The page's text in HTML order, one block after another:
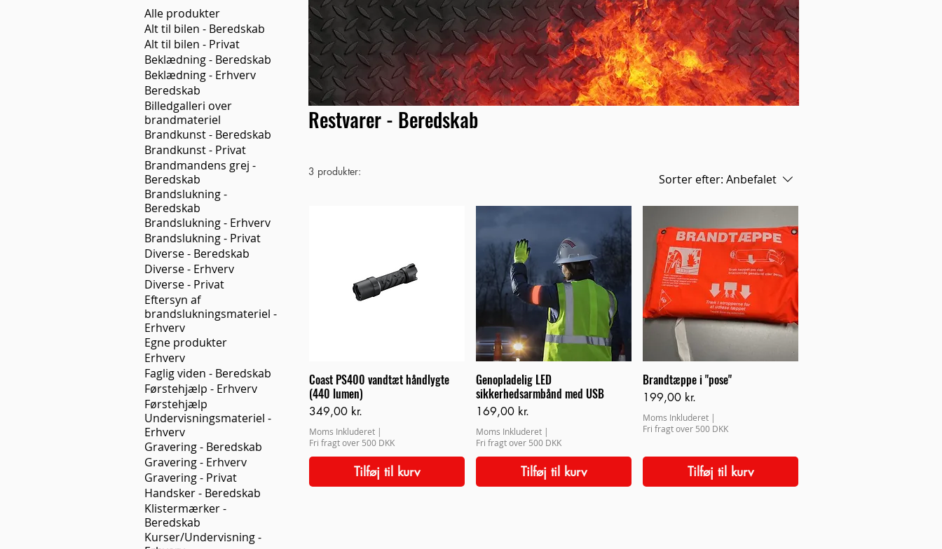
Alle produkter
Alt til bilen - Beredskab
Alt til bilen - Privat
Beklædning - Beredskab
Beklædning - Erhverv
Beredskab
Billedgalleri over
brandmateriel
Brandkunst - Beredskab
Brandkunst - Privat
Brandmandens grej -
Beredskab
Brandslukning -
Beredskab
Brandslukning - Erhverv
Brandslukning - Privat
Diverse - Beredskab
Diverse - Erhverv
Diverse - Privat
Eftersyn af
brandslukningsmateriel -
Erhverv
Egne produkter
Erhverv
Faglig viden - Beredskab
Førstehjælp - Erhverv
Førstehjælp
Undervisningsmateriel -
Erhverv
Gravering - Beredskab
Gravering - Erhverv
Gravering - Privat
Handsker - Beredskab
Klistermærker -
Beredskab
Kurser/Undervisning -
Restvarer - Beredskab
3 produkter:
Sorter efter: Anbefalet
Coast PS400 vandtæt håndlygte
(440 lumen)
Pris
349,00 kr.
Moms Inkluderet|
Fri fragt over 500 DKK
Tilføj til kurv
Genopladelig LED
sikkerhedsarmbånd med USB
Pris
169,00 kr.
Moms Inkluderet|
Fri fragt over 500 DKK
Tilføj til kurv
Brandtæppe i "pose"
Pris
199,00 kr.
Moms Inkluderet|
Fri fragt over 500 DKK
Tilføj til kurv